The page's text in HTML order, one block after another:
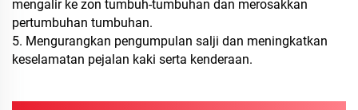
mengalir ke zon tumbuh-tumbuhan dan merosakkan
pertumbuhan tumbuhan.
5. Mengurangkan pengumpulan salji dan meningkatkan
keselamatan pejalan kaki serta kenderaan.